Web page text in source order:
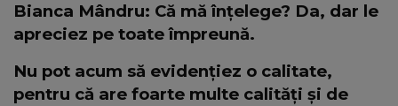
Bianca Mândru: Că mă înțelege? Da, dar le
apreciez pe toate împreună.
Nu pot acum să evidențiez o calitate,
pentru că are foarte multe calități și de